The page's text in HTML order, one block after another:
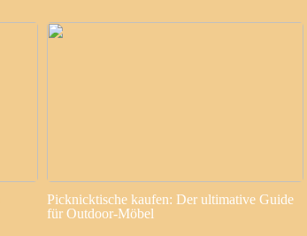
Picknicktische kaufen: Der ultimative Guide
für Outdoor-Möbel